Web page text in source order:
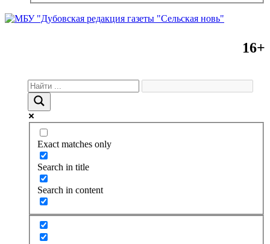
16+
Exact matches only
Search in title
Search in content